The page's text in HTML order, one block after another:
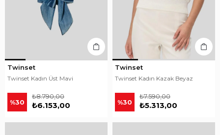
Twinset
Twinset Kadın Üst Mavi
%30 ₺6.153,00
₺8.790,00
Twinset
Twinset Kadın Kazak Beyaz
%30 ₺5.313,00
₺7.590,00